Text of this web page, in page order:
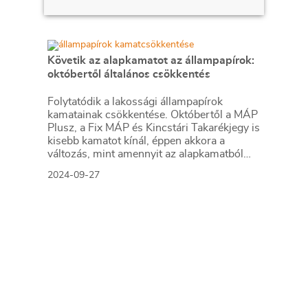
Követik az alapkamatot az állampapírok:
októbertől általános csökkentés
Folytatódik a lakossági állampapírok
kamatainak csökkentése. Októbertől a MÁP
Plusz, a Fix MÁP és Kincstári Takarékjegy is
kisebb kamatot kínál, éppen akkora a
változás, mint amennyit az alapkamatból
2024-09-27